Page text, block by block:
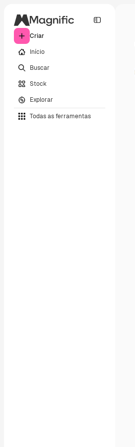
Criar
Início
Buscar
Stock
Explorar
Todas as ferramentas